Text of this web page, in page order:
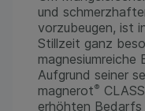
und
vorzubeugen, ist
Stillzeit ganz
magnesiumreiche
Aufgrund seiner
magnerot®
erhöhten